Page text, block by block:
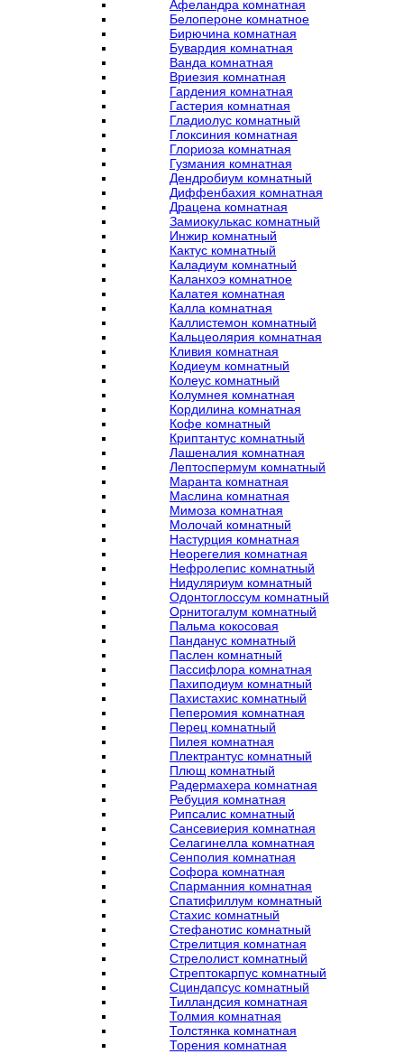
Афеландра комнатная
Белопероне комнатное
Бирючина комнатная
Бувардия комнатная
Ванда комнатная
Вриезия комнатная
Гардения комнатная
Гастерия комнатная
Гладиолус комнатный
Глоксиния комнатная
Глориоза комнатная
Гузмания комнатная
Дендробиум комнатный
Диффенбахия комнатная
Драцена комнатная
Замиокулькас комнатный
Инжир комнатный
Кактус комнатный
Каладиум комнатный
Каланхоэ комнатное
Калатея комнатная
Калла комнатная
Каллистемон комнатный
Кальцеолярия комнатная
Кливия комнатная
Кодиеум комнатный
Колеус комнатный
Колумнея комнатная
Кордилина комнатная
Кофе комнатный
Криптантус комнатный
Лашеналия комнатная
Лептоспермум комнатный
Маранта комнатная
Маслина комнатная
Мимоза комнатная
Молочай комнатный
Настурция комнатная
Неорегелия комнатная
Нефролепис комнатный
Нидуляриум комнатный
Одонтоглоссум комнатный
Орнитогалум комнатный
Пальма кокосовая
Панданус комнатный
Паслен комнатный
Пассифлора комнатная
Пахиподиум комнатный
Пахистахис комнатный
Пеперомия комнатная
Перец комнатный
Пилея комнатная
Плектрантус комнатный
Плющ комнатный
Радермахера комнатная
Ребуция комнатная
Рипсалис комнатный
Сансевиерия комнатная
Селагинелла комнатная
Сенполия комнатная
Софора комнатная
Спарманния комнатная
Спатифиллум комнатный
Стахис комнатный
Стефанотис комнатный
Стрелитция комнатная
Стрелолист комнатный
Стрептокарпус комнатный
Сциндапсус комнатный
Тилландсия комнатная
Толмия комнатная
Толстянка комнатная
Торения комнатная